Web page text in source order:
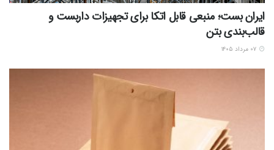
ایران بست؛ منبعی قابل اتکا برای تجهیزات داربست و
قالب‌بندی بتن